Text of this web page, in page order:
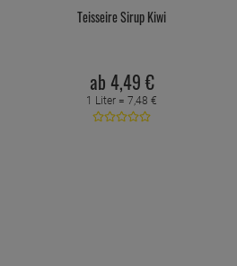
Teisseire Sirup Kiwi
ab 4,49 €
1 Liter =7,48 €